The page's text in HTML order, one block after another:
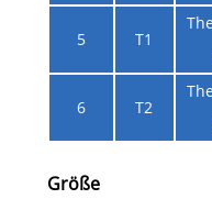
5 T1
6 T2
Größe